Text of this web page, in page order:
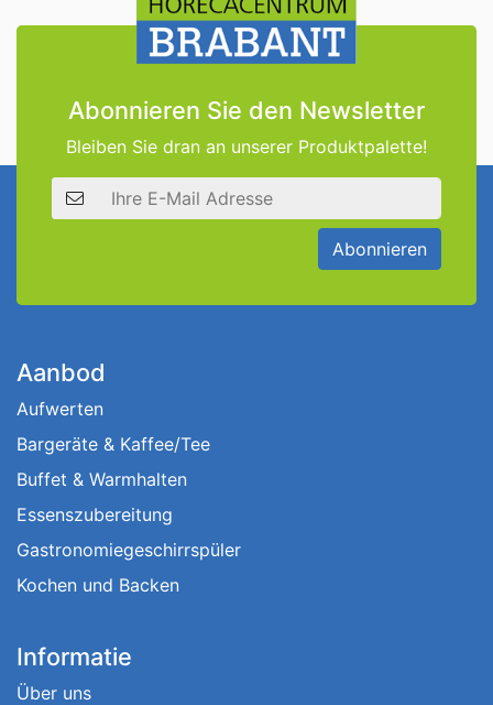
Abonnieren Sie den Newsletter
Bleiben Sie dran an unserer Produktpalette!
E-Mail Adresse
Abonnieren
Aanbod
Aufwerten
Bargeräte & Kaffee/Tee
Buffet & Warmhalten
Essenszubereitung
Gastronomiegeschirrspüler
Kochen und Backen
Informatie
Über uns